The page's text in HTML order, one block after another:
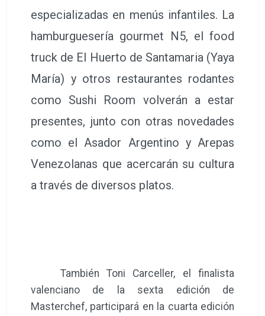
especializadas en menús infantiles. La
hamburguesería gourmet N5, el food
truck de El Huerto de Santamaria (Yaya
María) y otros restaurantes rodantes
como Sushi Room volverán a estar
presentes, junto con otras novedades
como el Asador Argentino y Arepas
Venezolanas que acercarán su cultura
a través de diversos platos.
También Toni Carceller, el finalista
valenciano de la sexta edición de
Masterchef, participará en la cuarta edición